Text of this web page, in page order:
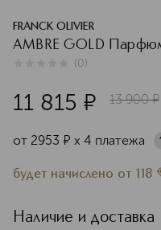
FRANCK OLIVIER
AMBRE GOLD
(0)
11 815 ¤ 13 900 ¤
от 2953 ¤ х 4 платежа
будет начислено от 118
Наличие и доставка